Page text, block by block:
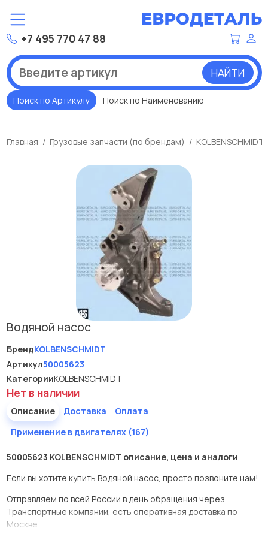
+7 495 770 47 88
НАЙТИ
Поиск по Артикулу Поиск по Наименованию
Главная Грузовые запчасти (по брендам) KOLBENSCHMIDT
Водяной насос
БрендKOLBENSCHMIDT
Артикул50005623
КатегорииKOLBENSCHMIDT
Нет в наличии
Описание Доставка
Оплата
Применение в двигателях (167)
50005623 KOLBENSCHMIDT описание, цена и аналоги
Если вы хотите купить Водяной насос, просто позвоните нам!
Отправляем по всей России в день обращения через
Транспортные компании, есть оперативная доставка по
Москве.